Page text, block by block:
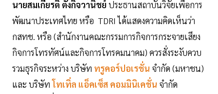
นายสมเกียรติ ตั้งกิจวานิชย์ ประธานสถาบันวิจัยเพื่อการ
พัฒนาประเทศไทย หรือ TDRI ได้แสดงความคิดเห็นว่า
กสทช. หรือ (สำนักงานคณะกรรมการกิจการกระจายเสียง
กิจการโทรทัศน์และกิจการโทรคมนาคม) ควรสั่งระงับควบ
รวมธุรกิจระหว่าง บริษัท ทรูคอร์ปอเรชั่น จำกัด (มหาชน)
และ บริษัทโทเทิ่ล แอ็คเซ็ส คอมมินิเคชั่น จำกัด